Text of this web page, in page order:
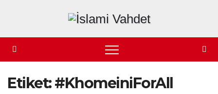
content
Etiket:#KhomeiniForAll